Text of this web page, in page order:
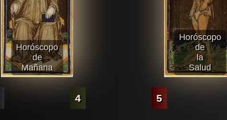
Horóscopo
de
Mañana
Horóscopo
de
la
Salud
4 5